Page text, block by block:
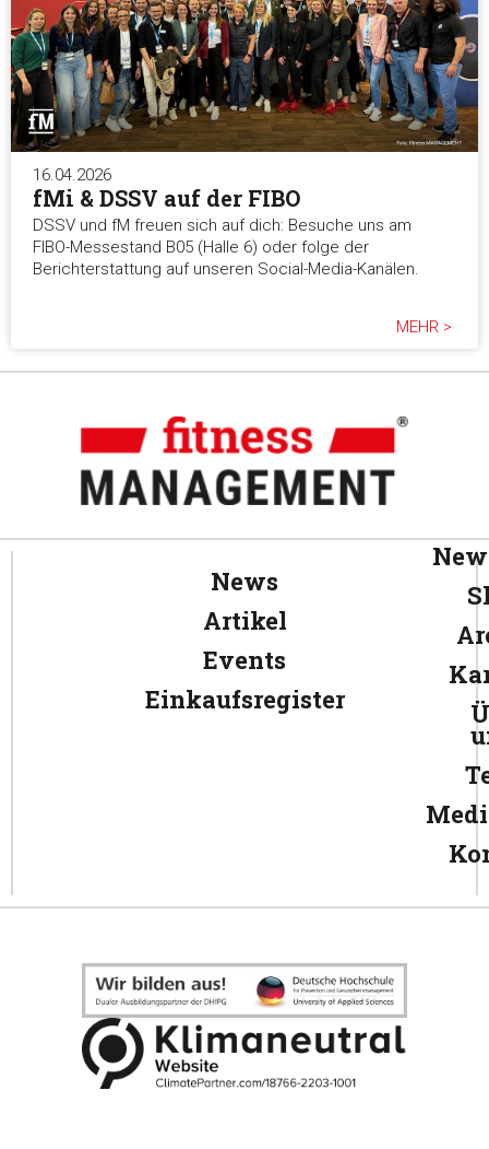
16.04.2026
fMi & DSSV auf der FIBO
DSSV und fM freuen sich auf dich: Besuche uns am
FIBO-Messestand B05 (Halle 6) oder folge der
Berichterstattung auf unseren Social-Media-Kanälen.
MEHR >
News
Artikel
Events
Einkaufsregister